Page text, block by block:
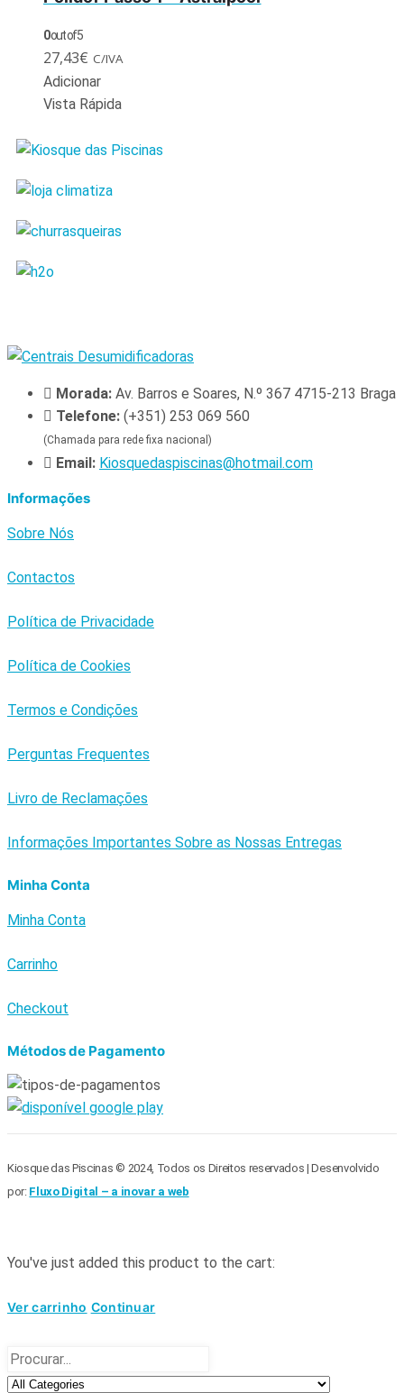
0out of 5
27,43€ C/IVA
Adicionar
Vista Rápida
Morada: Av. Barros e Soares, N.º 367 4715-213 Braga
Telefone: (+351) 253 069 560
(Chamada para rede fixa nacional)
Email: Kiosquedaspiscinas@hotmail.com
Informações
Sobre Nós
Contactos
Política de Privacidade
Política de Cookies
Termos e Condições
Perguntas Frequentes
Livro de Reclamações
Informações Importantes Sobre as Nossas Entregas
Minha Conta
Minha Conta
Carrinho
Checkout
Métodos de Pagamento
Kiosque das Piscinas © 2024, Todos os Direitos reservados | Desenvolvido
por: Fluxo Digital – a inovar a web
You've just added this product to the cart:
Ver carrinho Continuar